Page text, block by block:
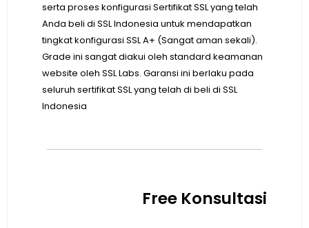
serta proses konfigurasi Sertifikat SSL yang telah
Anda beli di SSL Indonesia untuk mendapatkan
tingkat konfigurasi SSL A+ (Sangat aman sekali).
Grade ini sangat diakui oleh standard keamanan
website oleh SSL Labs. Garansi ini berlaku pada
seluruh sertifikat SSL yang telah di beli di SSL
Indonesia
Free Konsultasi